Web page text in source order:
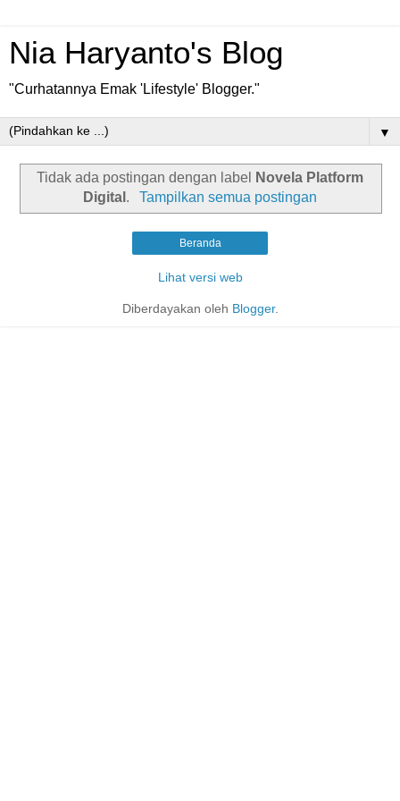
Nia Haryanto's Blog
"Curhatannya Emak 'Lifestyle' Blogger."
▼
Tidak ada postingan dengan label
Novela Platform
Digital . Tampilkan semua postingan
Beranda
Lihat versi web
Diberdayakan oleh Blogger.